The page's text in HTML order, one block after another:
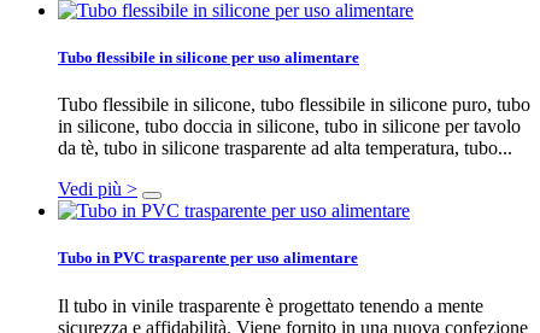
Tubo flessibile in silicone per uso alimentare
Tubo flessibile in silicone, tubo flessibile in silicone puro, tubo
in silicone, tubo doccia in silicone, tubo in silicone per tavolo
da tè, tubo in silicone trasparente ad alta temperatura, tubo...
Vedi più >
Tubo in PVC trasparente per uso alimentare
Il tubo in vinile trasparente è progettato tenendo a mente
sicurezza e affidabilità. Viene fornito in una nuova confezione